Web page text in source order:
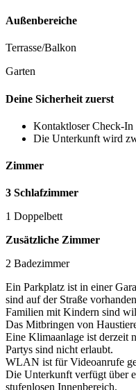
Außenbereiche
Terrasse/Balkon
Garten
Deine Sicherheit zuerst
Kontaktloser Check-
Die Unterkunft wird
Zimmer
3 Schlafzimmer
1 Doppelbett
Zusätzliche Zimmer
2 Badezimmer
Ein Parkplatz ist in einer
sind auf der Straße
Familien mit Kindern sind
Das Mitbringen von
Eine Klimaanlage ist derzeit
Partys sind nicht erlaubt.
WLAN ist für Videoanrufe
Die Unterkunft verfügt über
stufenlosen Innenbereich.